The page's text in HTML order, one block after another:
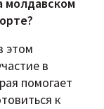
этом
в
помогает
к